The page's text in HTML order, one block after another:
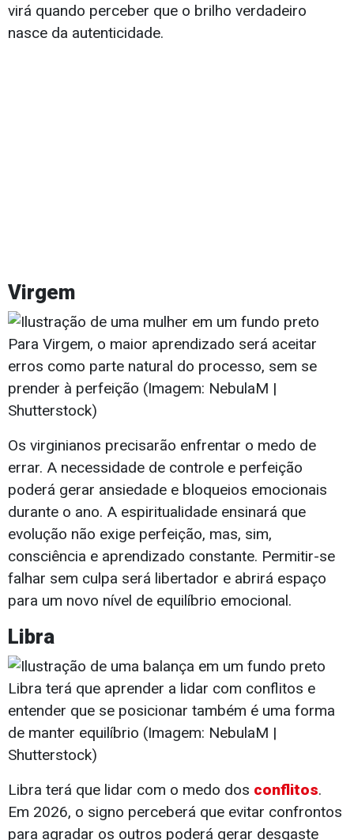
virá quando perceber que o brilho verdadeiro
nasce da autenticidade.
Virgem
Para Virgem, o maior aprendizado será aceitar
erros como parte natural do processo, sem se
prender à perfeição (Imagem: NebulaM |
Shutterstock)
Os virginianos precisarão enfrentar o medo de
errar. A necessidade de controle e perfeição
poderá gerar ansiedade e bloqueios emocionais
durante o ano. A espiritualidade ensinará que
evolução não exige perfeição, mas, sim,
consciência e aprendizado constante. Permitir-se
falhar sem culpa será libertador e abrirá espaço
para um novo nível de equilíbrio emocional.
Libra
Libra terá que aprender a lidar com conflitos e
entender que se posicionar também é uma forma
de manter equilíbrio (Imagem: NebulaM |
Shutterstock)
Libra terá que lidar com o medo dos conflitos.
Em 2026, o signo perceberá que evitar confrontos
para agradar os outros poderá gerar desgaste